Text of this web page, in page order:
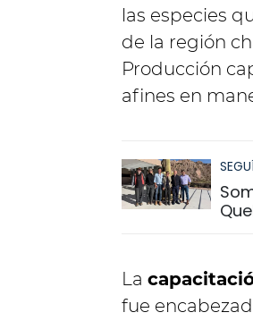
las especies
de la región
Producción
afines en
La
fue